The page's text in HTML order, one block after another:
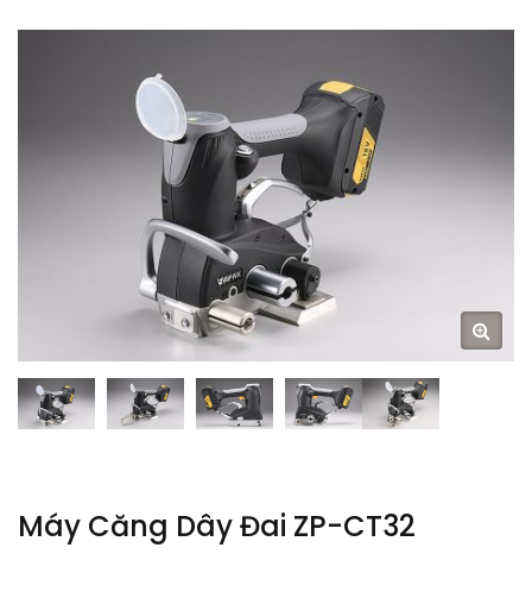
Máy Căng Dây Đai ZP-CT32